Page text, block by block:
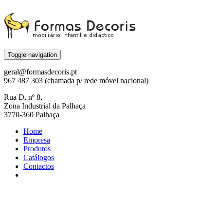
Toggle navigation
geral@formasdecoris.pt
967 487 303 (chamada p/ rede móvel nacional)
Rua D, nº 8,
Zona Industrial da Palhaça
3770-360 Palhaça
Home
Empresa
Produtos
Catálogos
Contactos